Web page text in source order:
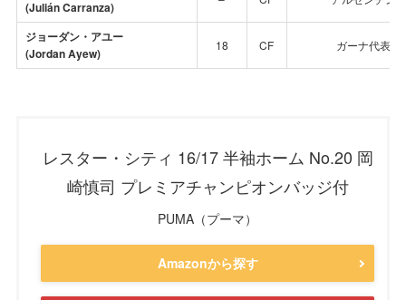
(Julián Carranza)
ジョーダン・アユー
(Jordan Ayew)
18 CF ガーナ代表
レスター・シティ 16/17 半袖ホーム No.20 岡
崎慎司 プレミアチャンピオンバッジ付
PUMA（プーマ）
Amazonから探す